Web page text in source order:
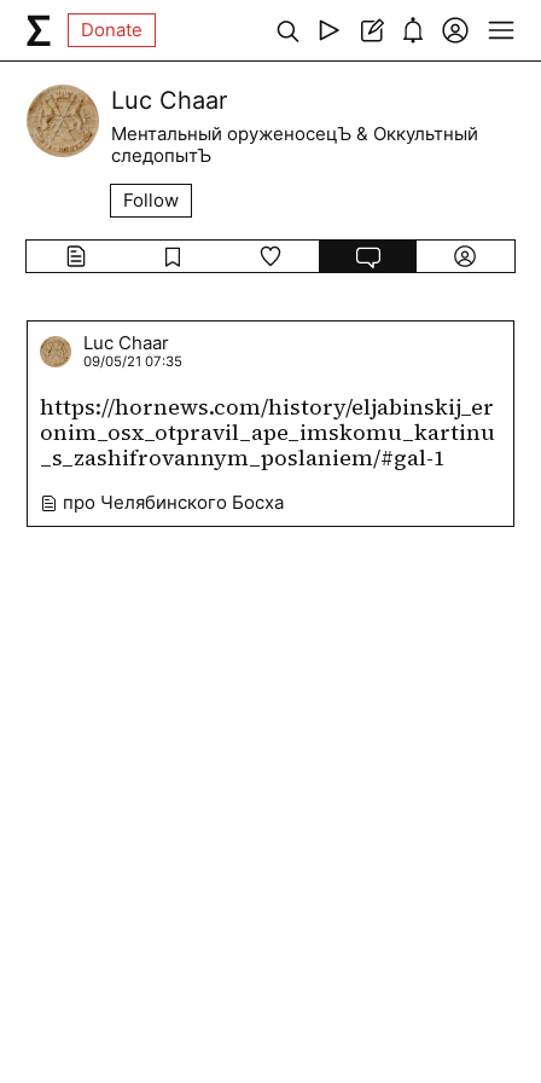
Donate
Luc Chaar
Ментальный оруженосецЪ & Оккультный
следопытЪ
Follow
Luc Chaar
09/05/21 07:35
https://hornews.com/history/eljabinskij_er
onim_osx_otpravil_ape_imskomu_kartinu
_s_zashifrovannym_poslaniem/#gal-1
про Челябинского Босха